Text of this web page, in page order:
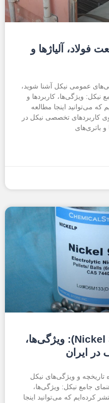
فولاد، آلیاژها و
عمومی نیکل آشنا شوید،
نیکل: ویژگی‌ها، کاربردها و
که می‌توانید اینجا مطالعه
کاربردهای تخصصی نیکل در
باتری‌های
نیکل ساچمه‌ای (Nickel Shot): ویژگی‌ها،
در ایران
تاریخچه و ویژگی‌های نیکل
جامع نیکل: ویژگی‌ها،
کرده‌ایم که می‌توانید اینجا